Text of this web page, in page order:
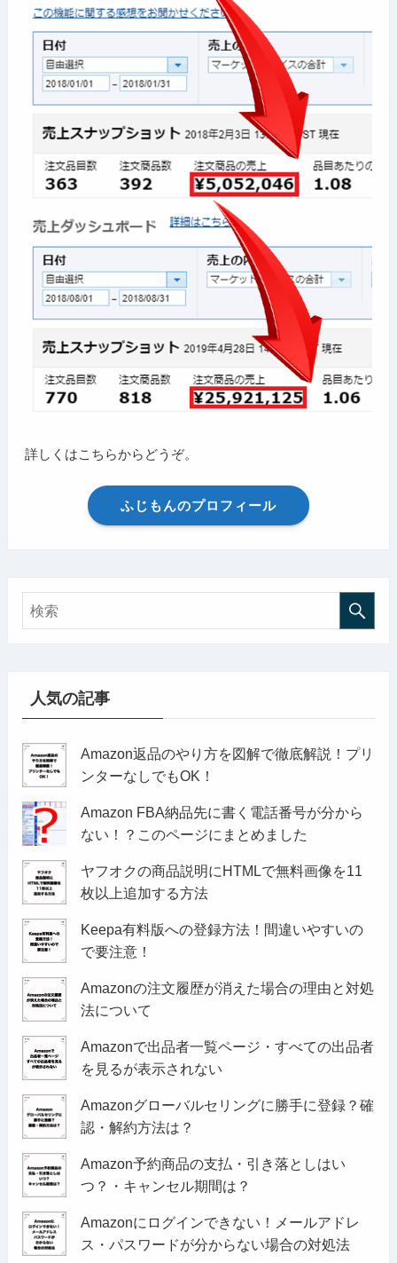
詳しくはこちらからどうぞ。
ふじもんのプロフィール
人気の記事
Amazon返品のやり方を図解で徹底解説！プリ
ンターなしでもOK！
Amazon FBA納品先に書く電話番号が分から
ない！？このページにまとめました
ヤフオクの商品説明にHTMLで無料画像を11
枚以上追加する方法
Keepa有料版への登録方法！間違いやすいの
で要注意！
Amazonの注文履歴が消えた場合の理由と対処
法について
Amazonで出品者一覧ページ・すべての出品者
を見るが表示されない
Amazonグローバルセリングに勝手に登録？確
認・解約方法は？
Amazon予約商品の支払・引き落としはい
つ？・キャンセル期間は？
Amazonにログインできない！メールアドレ
ス・パスワードが分からない場合の対処法